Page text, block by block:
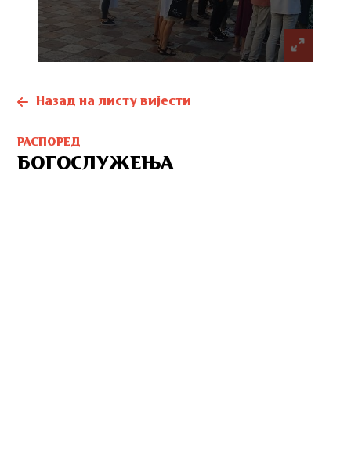
Назад на листу вијести
РАСПОРЕД
БОГОСЛУЖЕЊА